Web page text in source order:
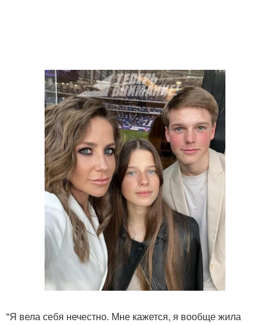
"Я вела себя нечестно. Мне кажется, я вообще жила